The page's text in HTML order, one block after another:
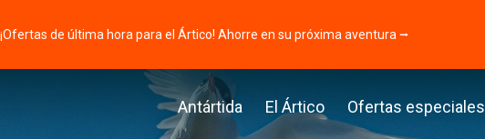
¡Ofertas de última hora para el Ártico! Ahorre en su próxima aventura ⭢
Antártida El Ártico Ofertas especiales